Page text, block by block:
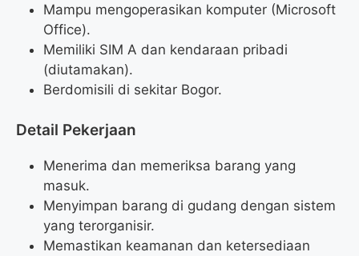
Mampu mengoperasikan komputer (Microsoft
Office).
Memiliki SIM A dan kendaraan pribadi
(diutamakan).
Berdomisili di sekitar Bogor.
Detail Pekerjaan
Menerima dan memeriksa barang yang
masuk.
Menyimpan barang di gudang dengan sistem
yang terorganisir.
Memastikan keamanan dan ketersediaan